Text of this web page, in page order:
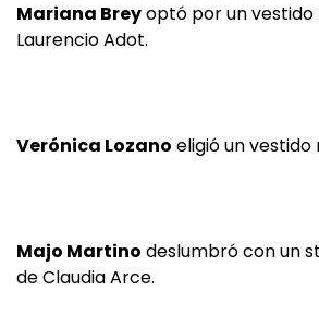
Mariana Breyoptó por un vestido
Laurencio Adot.
Verónica Lozano eligió un vestido
Majo Martino deslumbró con un
de Claudia Arce.